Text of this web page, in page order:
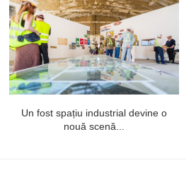
Un fost spațiu industrial devine o
nouă scenă...